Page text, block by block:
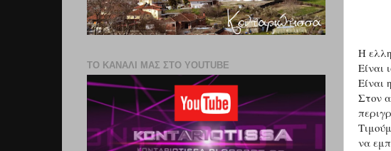
Η
Είναι
Είναι
Στον
να
ΤΟ ΚΑΝΑΛΙ ΜΑΣ ΣΤΟ YOUTUBE